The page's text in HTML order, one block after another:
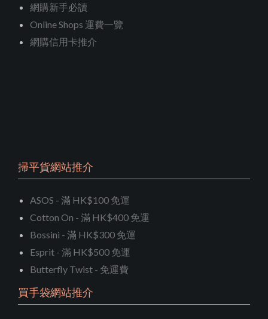
網購新手必讀
Online Shops 運費一覽
網購信用卡推介
掃平貨網站推介
ASOS - 滿 HK$100 免運
Cotton On - 滿 HK$400 免運
Bossini - 滿 HK$300 免運
Esprit - 滿 HK$500 免運
Butterfly Twist - 免運費
買手袋網站推介